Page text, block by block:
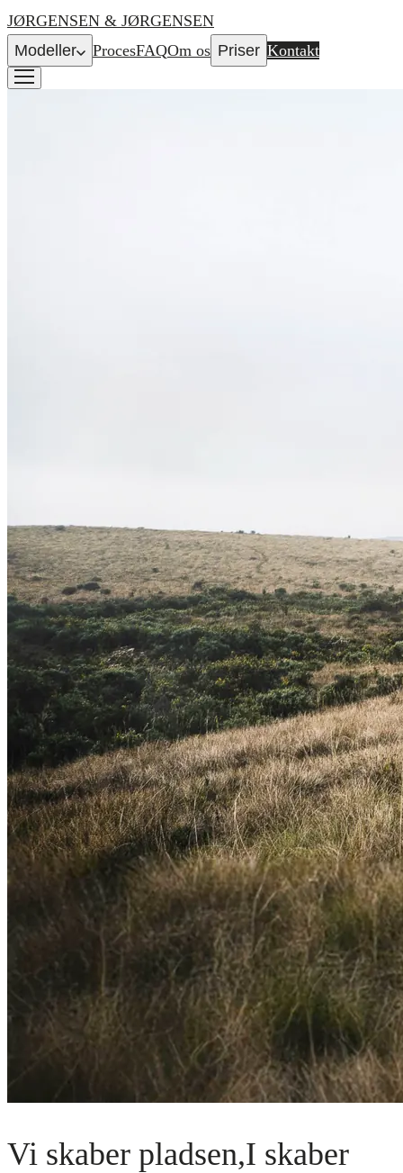
JØRGENSEN & JØRGENSEN
Modeller
ProcesFAQOm os Priser Kontakt
Vi skaber pladsen,I skaber